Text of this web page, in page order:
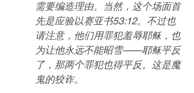
需要编造理由。当然，这个场面首
先是应验以赛亚书53:12。不过也
请注意，他们用罪犯羞辱耶稣，也
为让他永远不能昭雪——耶稣平反
了，那两个罪犯也得平反。这是魔
鬼的狡诈。